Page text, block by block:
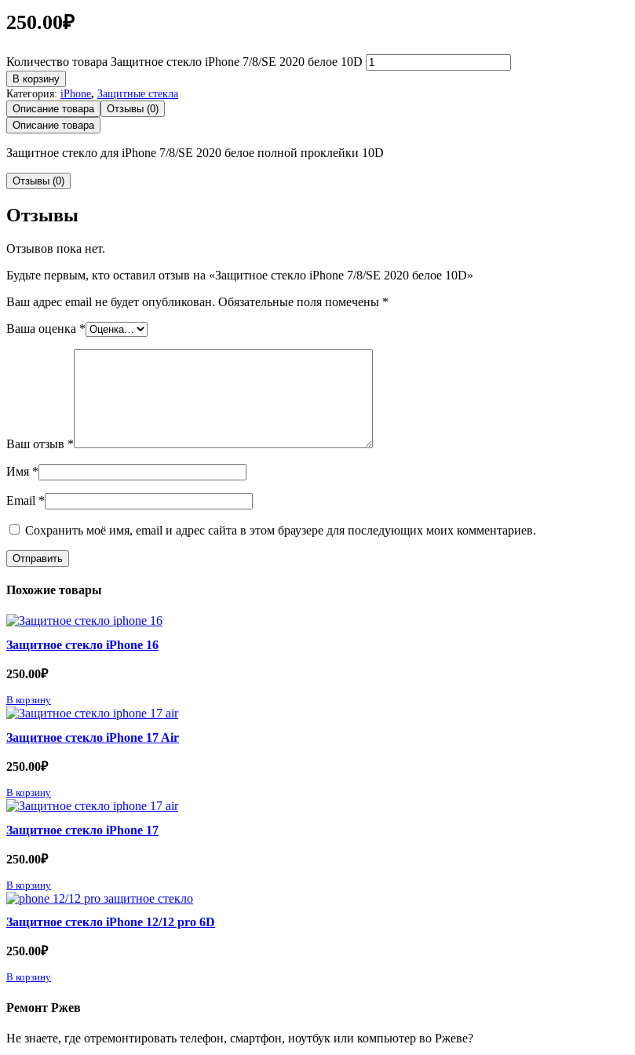
250.00₽
Количество товара Защитное стекло iPhone 7/8/SE 2020 белое 10D
В корзину
Категория: iPhone, Защитные стекла
Описание товара
Отзывы (0)
Описание товара
Защитное стекло для iPhone 7/8/SE 2020 белое полной проклейки 10D
Отзывы (0)
Отзывы
Отзывов пока нет.
Будьте первым, кто оставил отзыв на «Защитное стекло iPhone 7/8/SE 2020 белое 10D»
Ваш адрес email не будет опубликован. Обязательные поля помечены *
Ваша оценка *
Ваш отзыв *
Имя *
Email *
Сохранить моё имя, email и адрес сайта в этом браузере для последующих моих комментариев.
Похожие товары
Защитное стекло iPhone 16
250.00₽
В корзину
Защитное стекло iPhone 17 Air
250.00₽
В корзину
Защитное стекло iPhone 17
250.00₽
В корзину
Защитное стекло iPhone 12/12 pro 6D
250.00₽
В корзину
Ремонт Ржев
Не знаете, где отремонтировать телефон, смартфон, ноутбук или компьютер во Ржеве?